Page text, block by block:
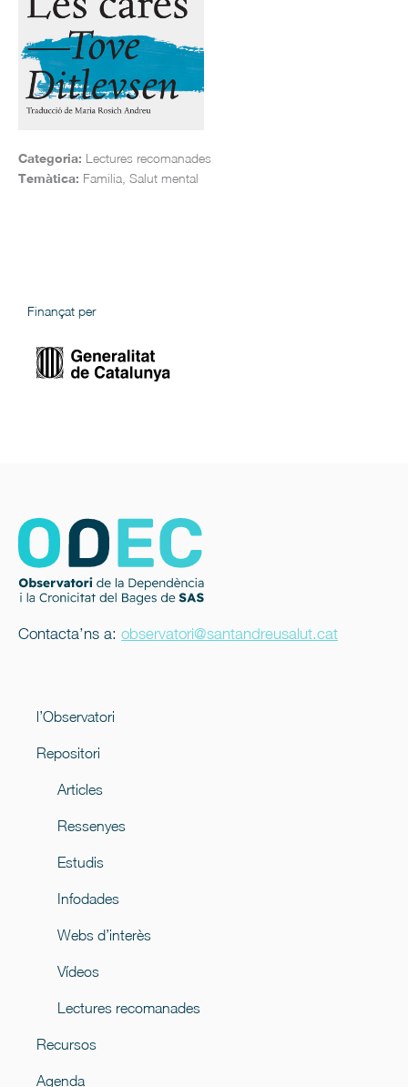
Categoria: Lectures recomanades
Temàtica: Familia, Salut mental
Finançat per
Contacta’ns a: observatori@santandreusalut.cat
l’Observatori
Repositori
Articles
Ressenyes
Estudis
Infodades
Webs d’interès
Vídeos
Lectures recomanades
Recursos
Agenda